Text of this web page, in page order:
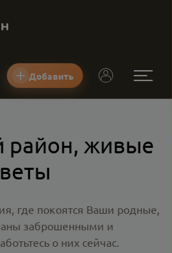
Добавить
район, живые
где покоятся Ваши родные,
заброшенными и
о них сейчас.